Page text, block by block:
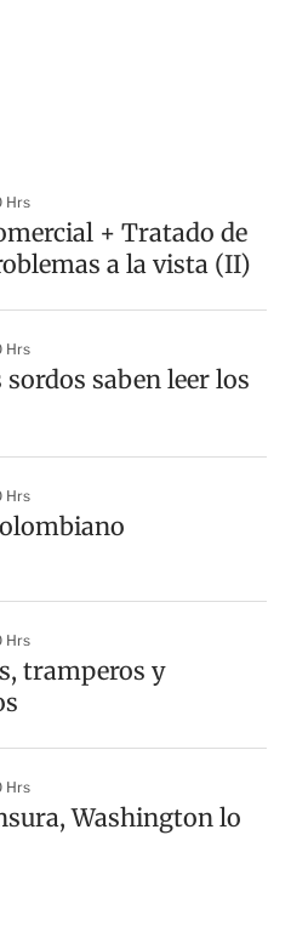
Hrs
+ Tratado de
a la vista (II)
Hrs
sordos saben leer los
Hrs
Hrs
tramperos y
Hrs
Washington lo